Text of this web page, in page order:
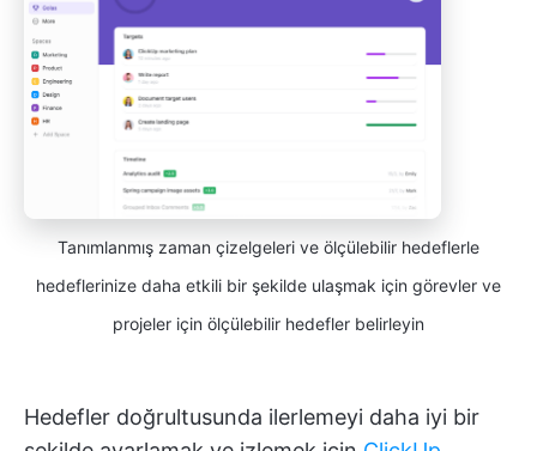
Tanımlanmış zaman çizelgeleri ve ölçülebilir hedeflerle
hedeflerinize daha etkili bir şekilde ulaşmak için görevler ve
projeler için ölçülebilir hedefler belirleyin
Hedefler doğrultusunda ilerlemeyi daha iyi bir